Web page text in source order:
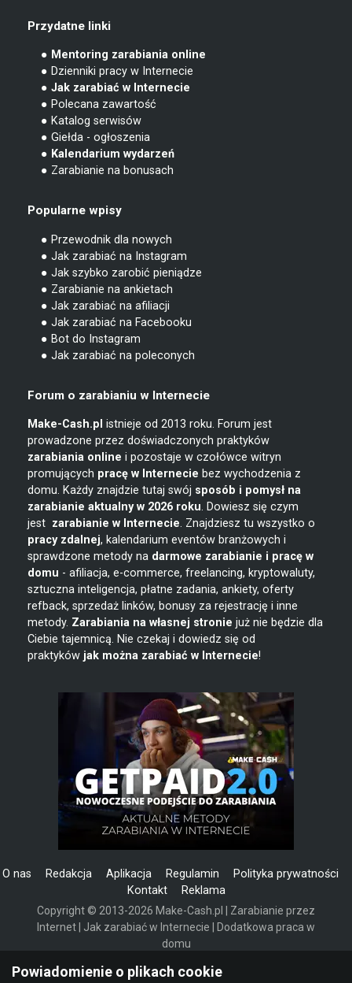
Przydatne linki
● Mentoring zarabiania online
● Dzienniki pracy w Internecie
● Jak zarabiać w Internecie
● Polecana zawartość
● Katalog serwisów
● Giełda - ogłoszenia
● Kalendarium wydarzeń
● Zarabianie na bonusach
Popularne wpisy
● Przewodnik dla nowych
● Jak zarabiać na Instagram
● Jak szybko zarobić pieniądze
● Zarabianie na ankietach
● Jak zarabiać na afiliacji
● Jak zarabiać na Facebooku
● Bot do Instagram
● Jak zarabiać na poleconych
Forum o zarabianiu w Internecie
Make-Cash.pl istnieje od 2013 roku. Forum jest
prowadzone przez doświadczonych praktyków
zarabiania online i pozostaje w czołówce witryn
promujących pracę w Internecie bez wychodzenia z
domu. Każdy znajdzie tutaj swój sposób i pomysł na
zarabianie aktualny w 2026 roku. Dowiesz się czym
jest zarabianie w Internecie. Znajdziesz tu wszystko o
pracy zdalnej, kalendarium eventów branżowych i
sprawdzone metody na darmowe zarabianie i pracę w
domu - afiliacja, e-commerce, freelancing, kryptowaluty,
sztuczna inteligencja, płatne zadania, ankiety, oferty
refback, sprzedaż linków, bonusy za rejestrację i inne
metody. Zarabiania na własnej stronie już nie będzie dla
Ciebie tajemnicą. Nie czekaj i dowiedz się od
praktyków jak można zarabiać w Internecie!
O nas Redakcja Aplikacja Regulamin
Polityka prywatności
Kontakt
Reklama
Copyright © 2013-2026 Make-Cash.pl | Zarabianie przez
Internet | Jak zarabiać w Internecie | Dodatkowa praca w
domu
Powiadomienie o plikach cookie